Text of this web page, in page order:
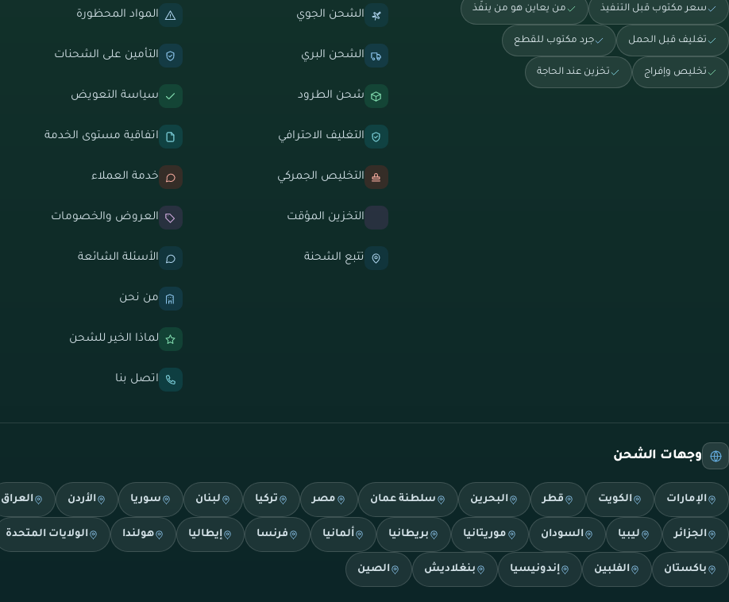
سعر مكتوب قبل التنفيذ من يعاين هو من ينفّذ
تغليف قبل الحمل جرد مكتوب للقطع
تخليص وإفراج تخزين عند الحاجة
الشحن الجوي
الشحن البري
شحن الطرود
التغليف الاحترافي
التخليص الجمركي
التخزين المؤقت
تتبع الشحنة
المواد المحظورة
التأمين على الشحنات
سياسة التعويض
اتفاقية مستوى الخدمة
خدمة العملاء
العروض والخصومات
الأسئلة الشائعة
من نحن
لماذا الخير للشحن
اتصل بنا
وجهات الشحن
الإمارات الكويت قطر البحرين سلطنة عمان مصر تركيا لبنان سوريا الأردن العراق
الجزائر ليبيا السودان موريتانيا بريطانيا ألمانيا فرنسا إيطاليا هولندا الولايات المتحدة
باكستان الفلبين إندونيسيا بنغلاديش الصين